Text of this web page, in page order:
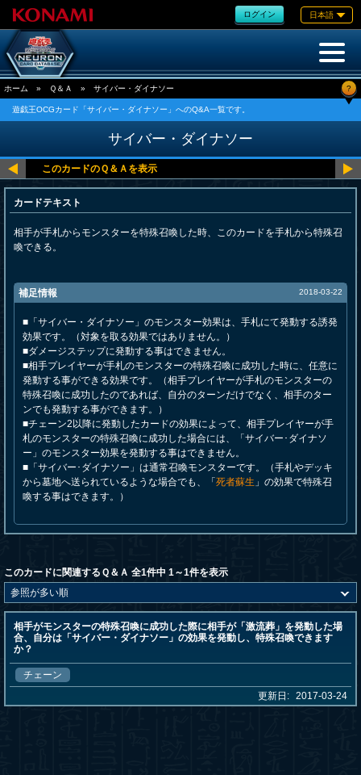
ログイン 日本語
ホーム » Ｑ＆Ａ » サイバー・ダイナソー ?
遊戯王OCGカード「サイバー・ダイナソー」へのQ&A一覧です。
サイバー・ダイナソー
カードテキスト
相手が手札からモンスターを特殊召喚した時、このカードを手札から特殊召
喚できる。
補足情報 2018-03-22
■「サイバー・ダイナソー」のモンスター効果は、手札にて発動する誘発
効果です。（対象を取る効果ではありません。）
■ダメージステップに発動する事はできません。
■相手プレイヤーが手札のモンスターの特殊召喚に成功した時に、任意に
発動する事ができる効果です。（相手プレイヤーが手札のモンスターの
特殊召喚に成功したのであれば、自分のターンだけでなく、相手のター
ンでも発動する事ができます。）
■チェーン2以降に発動したカードの効果によって、相手プレイヤーが手
札のモンスターの特殊召喚に成功した場合には、「サイバー･ダイナソ
ー」のモンスター効果を発動する事はできません。
■「サイバー･ダイナソー」は通常召喚モンスターです。（手札やデッキ
から墓地へ送られているような場合でも、「 死者蘇生 」の効果で特殊召
喚する事はできます。）
このカードに関連するＱ＆Ａ 全1件中 1～1件を表示
相手がモンスターの特殊召喚に成功した際に相手が「激流葬」を発動した場
合、自分は「サイバー・ダイナソー」の効果を発動し、特殊召喚できます
か？
チェーン
更新日: 2017-03-24